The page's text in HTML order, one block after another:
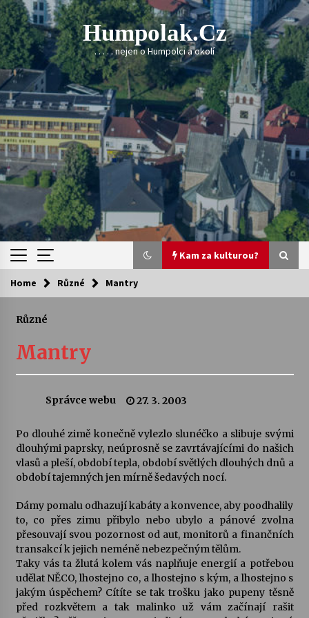
Skip
to
content
Humpolak.cz
. . . . . nejen o Humpolci a okolí
Kam za kulturou?
Kam za kulturou?
Vernisáž výstavy Josefíny Duškové: Stávám se
kapkou
Veselí muzikanti
30. 7. 2026
Pozvánka na integrační festival Quijotova
šedesátka: 28. 7.–1. 8. 2026
28. 7. 2026
Letní koncerty ve Stromovce: Kolchoz a
Jenakaši
28. 7. 2026
Home Různé Mantry
Různé
Mantry
Správce webu 27. 3. 2003
Po dlouhé zimě konečně vylezlo slunéčko a slibuje svými
dlouhými paprsky, neúprosně se zavrtávajícími do našich
vlasů a pleší, období tepla, období světlých dlouhých dnů a
období tajemných jen mírně šedavých nocí.
Dámy pomalu odhazují kabáty a konvence, aby poodhalily
to, co přes zimu přibylo nebo ubylo a pánové zvolna
přesouvají svou pozornost od aut, monitorů a finančních
transakcí k jejich neméně nebezpečným tělům.
Taky vás ta žlutá kolem vás naplňuje energií a potřebou
udělat NĚCO, lhostejno co, a lhostejno s kým, a lhostejno s
jakým úspěchem? Cítíte se tak trošku jako pupeny těsně
před rozkvětem a tak malinko už vám začínají rašit